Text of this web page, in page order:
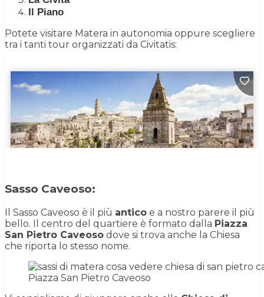
Il Piano
Potete visitare Matera in autonomia oppure scegliere
tra i tanti tour organizzati da Civitatis:
Sasso Caveoso:
Il Sasso Caveoso è il più antico e a nostro parere il più
bello. Il centro del quartiere è formato dalla Piazza
San Pietro Caveoso dove si trova anche la Chiesa
che riporta lo stesso nome.
Piazza San Pietro Caveoso